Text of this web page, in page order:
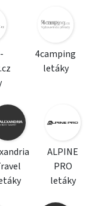
4camping
letáky
ALPINE
PRO
letáky